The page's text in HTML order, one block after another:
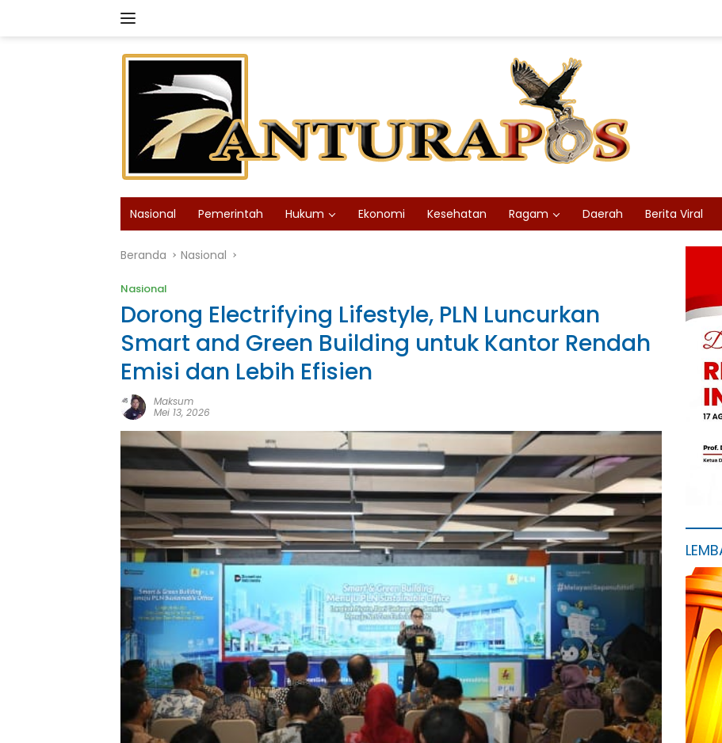
Nasional Pemerintah Hukum Ekonomi Kesehatan Ragam Daerah Berita Viral
Beranda Nasional
Nasional
Dorong Electrifying Lifestyle, PLN Luncurkan
Smart and Green Building untuk Kantor Rendah
Emisi dan Lebih Efisien
Maksum
Mei 13, 2026